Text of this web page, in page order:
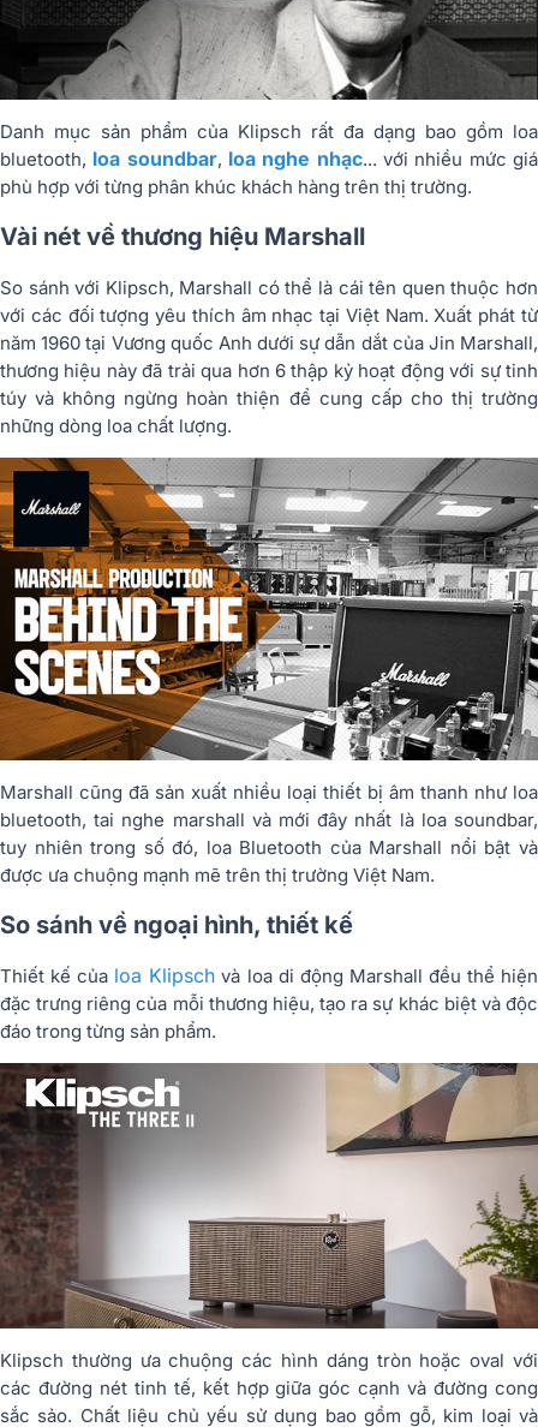
Danh mục sản phẩm của Klipsch rất đa dạng bao gồm loa
bluetooth, loa soundbar, loa nghe nhạc... với nhiều mức giá
phù hợp với từng phân khúc khách hàng trên thị trường.
Vài nét về thương hiệu Marshall
So sánh với Klipsch, Marshall có thể là cái tên quen thuộc hơn
với các đối tượng yêu thích âm nhạc tại Việt Nam. Xuất phát từ
năm 1960 tại Vương quốc Anh dưới sự dẫn dắt của Jin Marshall,
thương hiệu này đã trải qua hơn 6 thập kỷ hoạt động với sự tinh
túy và không ngừng hoàn thiện để cung cấp cho thị trường
những dòng loa chất lượng.
Marshall cũng đã sản xuất nhiều loại thiết bị âm thanh như loa
bluetooth, tai nghe marshall và mới đây nhất là loa soundbar,
tuy nhiên trong số đó, loa Bluetooth của Marshall nổi bật và
được ưa chuộng mạnh mẽ trên thị trường Việt Nam.
So sánh về ngoại hình, thiết kế
Thiết kế của loa Klipsch và loa di động Marshall đều thể hiện
đặc trưng riêng của mỗi thương hiệu, tạo ra sự khác biệt và độc
đáo trong từng sản phẩm.
Klipsch thường ưa chuộng các hình dáng tròn hoặc oval với
các đường nét tinh tế, kết hợp giữa góc cạnh và đường cong
sắc sảo. Chất liệu chủ yếu sử dụng bao gồm gỗ, kim loại và